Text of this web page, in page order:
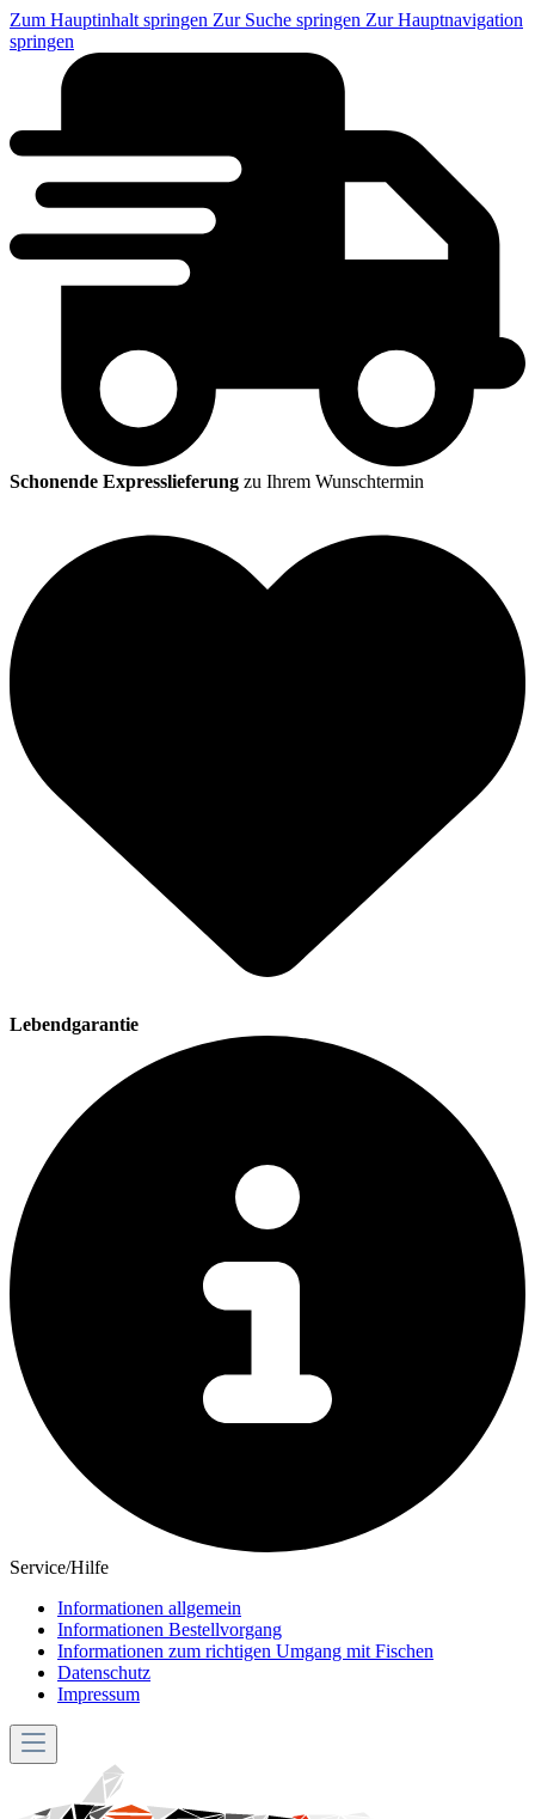
Zum Hauptinhalt springen Zur Suche springen Zur Hauptnavigation
springen
Schonende Expresslieferung zu Ihrem Wunschtermin
Lebendgarantie
Service/Hilfe
Informationen allgemein
Informationen Bestellvorgang
Informationen zum richtigen Umgang mit Fischen
Datenschutz
Impressum